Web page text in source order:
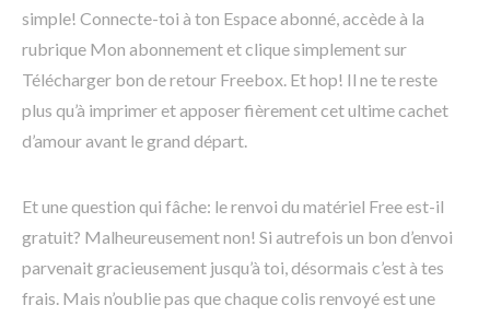
simple! Connecte-toi à ton Espace abonné, accède à la
rubrique Mon abonnement et clique simplement sur
Télécharger bon de retour Freebox. Et hop! Il ne te reste
plus qu’à imprimer et apposer fièrement cet ultime cachet
d’amour avant le grand départ.
Et une question qui fâche: le renvoi du matériel Free est-il
gratuit? Malheureusement non! Si autrefois un bon d’envoi
parvenait gracieusement jusqu’à toi, désormais c’est à tes
frais. Mais n’oublie pas que chaque colis renvoyé est une